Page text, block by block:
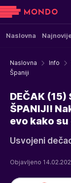
Naslovna
Naslovna Info
Španiji
DEČAK (15)
ŠPANIJI!
evo kako
Usvojeni
Objavljeno